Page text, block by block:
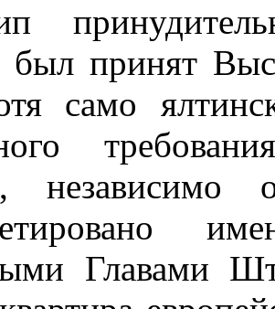
был принят
само
Главами